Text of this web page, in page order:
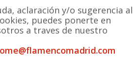
aclaración y/o sugerencia al
puedes ponerte en
a traves de nuestro